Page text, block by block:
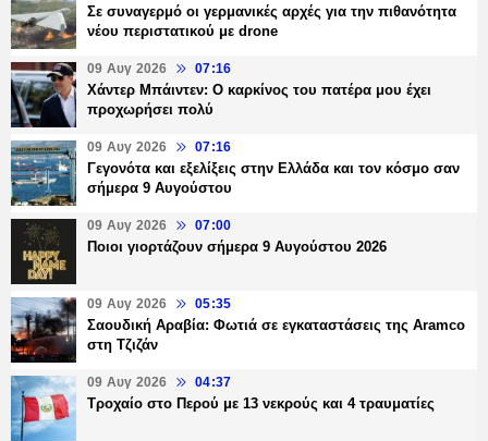
Σε συναγερμό οι γερμανικές αρχές για την πιθανότητα
νέου περιστατικού με drone
09 Αυγ 2026 07:16
Χάντερ Μπάιντεν: O καρκίνος του πατέρα μου έχει
προχωρήσει πολύ
09 Αυγ 2026 07:16
Γεγονότα και εξελίξεις στην Ελλάδα και τον κόσμο σαν
σήμερα 9 Αυγούστου
09 Αυγ 2026 07:00
Ποιοι γιορτάζουν σήμερα 9 Αυγούστου 2026
09 Αυγ 2026 05:35
Σαουδική Αραβία: Φωτιά σε εγκαταστάσεις της Aramco
στη Τζιζάν
09 Αυγ 2026 04:37
Τροχαίο στο Περού με 13 νεκρούς και 4 τραυματίες